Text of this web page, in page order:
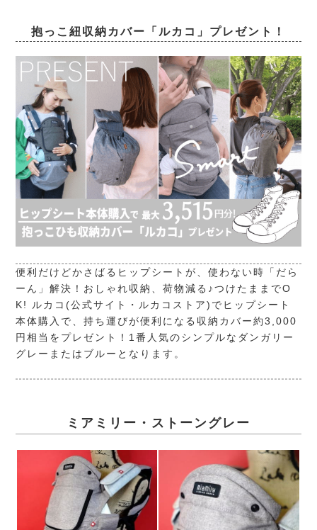
抱っこ紐収納カバー「ルカコ」プレゼント！
便利だけどかさばるヒップシートが、使わない時「だら
ーん」解決！おしゃれ収納、荷物減る♪つけたままでO
K! ルカコ(公式サイト・ルカコストア)でヒップシート
本体購入で、持ち運びが便利になる収納カバー約3,000
円相当をプレゼント！1番人気のシンプルなダンガリー
グレーまたはブルーとなります。
ミアミリー・ストーングレー